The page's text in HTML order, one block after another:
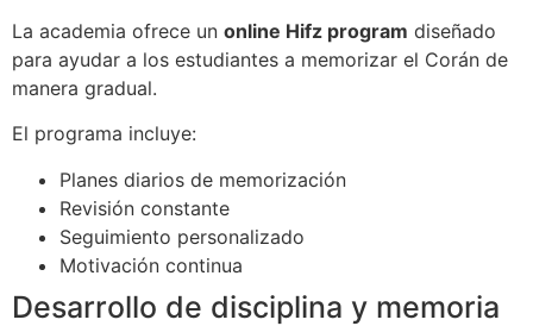
La academia ofrece un online Hifz program diseñado
para ayudar a los estudiantes a memorizar el Corán de
manera gradual.
El programa incluye:
Planes diarios de memorización
Revisión constante
Seguimiento personalizado
Motivación continua
Desarrollo de disciplina y memoria